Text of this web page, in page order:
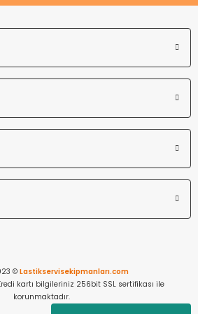
©Lastikservisekipmanları.com
kartı bilgileriniz 256bit SSL sertifikası ile
korunmaktadır.